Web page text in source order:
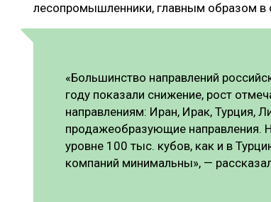
лесопромышленники, главным образом в
«Большинство направлений
году показали снижение, рост
направлениям: Иран, Ирак, Турция,
продажеобразующие направления.
уровне 100 тыс. кубов, как и в
компаний минимальны», —